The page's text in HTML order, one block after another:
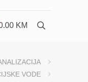
KM
VODE